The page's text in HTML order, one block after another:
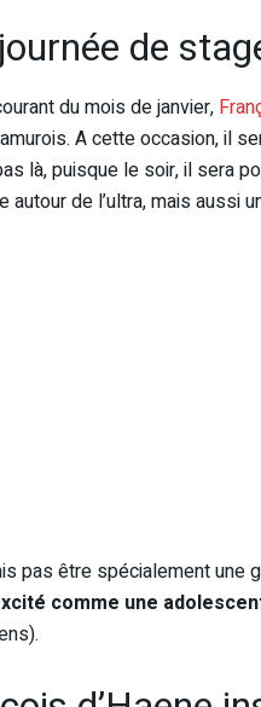
de
du mois de janvier,
A cette occasion, il
là, puisque le soir, il sera
autour de l’ultra, mais aussi
pas être spécialement une
comme une